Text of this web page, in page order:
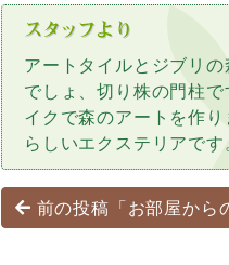
アートタイルとジブリ
でしょ、切り株の門柱
イクで森のアートを作
らしいエクステリアです
投稿ナビゲーショ
前の投稿「お部屋から